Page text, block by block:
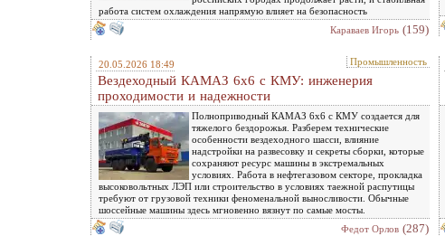
работа систем охлаждения напрямую влияет на безопасность
Караваев Игорь (159)
20.05.2026 18:49 Промышленность
Вездеходный КАМАЗ 6х6 с КМУ: инженерия
проходимости и надежности
Полноприводный КАМАЗ 6х6 с КМУ создается для
тяжелого бездорожья. Разберем технические
особенности вездеходного шасси, влияние
надстройки на развесовку и секреты сборки, которые
сохраняют ресурс машины в экстремальных
условиях. Работа в нефтегазовом секторе, прокладка
высоковольтных ЛЭП или строительство в условиях таежной распутицы
требуют от грузовой техники феноменальной выносливости. Обычные
шоссейные машины здесь мгновенно вязнут по самые мосты.
Федот Орлов (287)